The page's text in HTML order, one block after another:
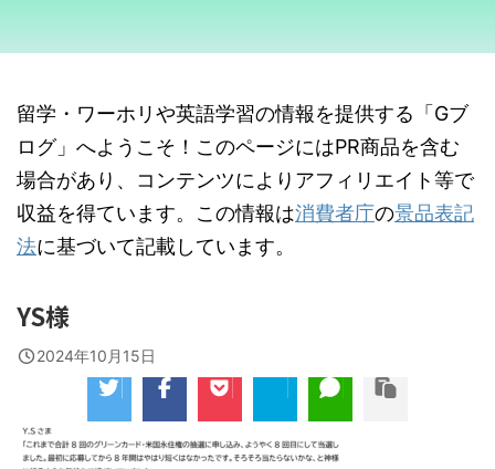
留学・ワーホリや英語学習の情報を提供する「Gブ
ログ」へようこそ！このページにはPR商品を含む
場合があり、コンテンツによりアフィリエイト等で
収益を得ています。この情報は消費者庁の景品表記
法に基づいて記載しています。
YS様
2024年10月15日